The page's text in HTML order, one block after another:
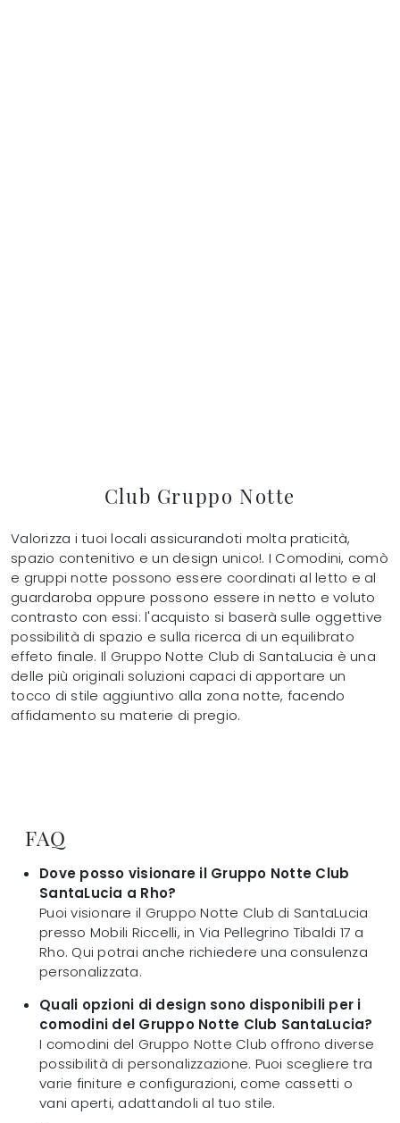
Club Gruppo Notte
Valorizza i tuoi locali assicurandoti molta praticità,
spazio contenitivo e un design unico!. I Comodini, comò
e gruppi notte possono essere coordinati al letto e al
guardaroba oppure possono essere in netto e voluto
contrasto con essi: l'acquisto si baserà sulle oggettive
possibilità di spazio e sulla ricerca di un equilibrato
effeto finale. Il Gruppo Notte Club di SantaLucia è una
delle più originali soluzioni capaci di apportare un
tocco di stile aggiuntivo alla zona notte, facendo
affidamento su materie di pregio.
FAQ
Dove posso visionare il Gruppo Notte Club
SantaLucia a Rho?
Puoi visionare il Gruppo Notte Club di SantaLucia
presso Mobili Riccelli, in Via Pellegrino Tibaldi 17 a
Rho. Qui potrai anche richiedere una consulenza
personalizzata.
Quali opzioni di design sono disponibili per i
comodini del Gruppo Notte Club SantaLucia?
I comodini del Gruppo Notte Club offrono diverse
possibilità di personalizzazione. Puoi scegliere tra
varie finiture e configurazioni, come cassetti o
vani aperti, adattandoli al tuo stile.